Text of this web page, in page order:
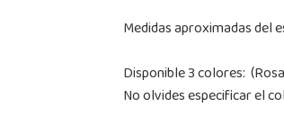
Medidas aproximadas del
Disponible 3 colores:
No olvides especificar el